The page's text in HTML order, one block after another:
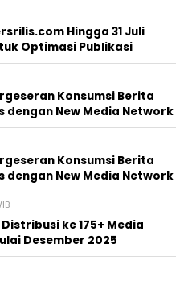
Hingga 31 Juli
Optimasi Publikasi
Konsumsi Berita
New Media Network
Konsumsi Berita
New Media Network
Distribusi ke 175+ Media
Desember 2025